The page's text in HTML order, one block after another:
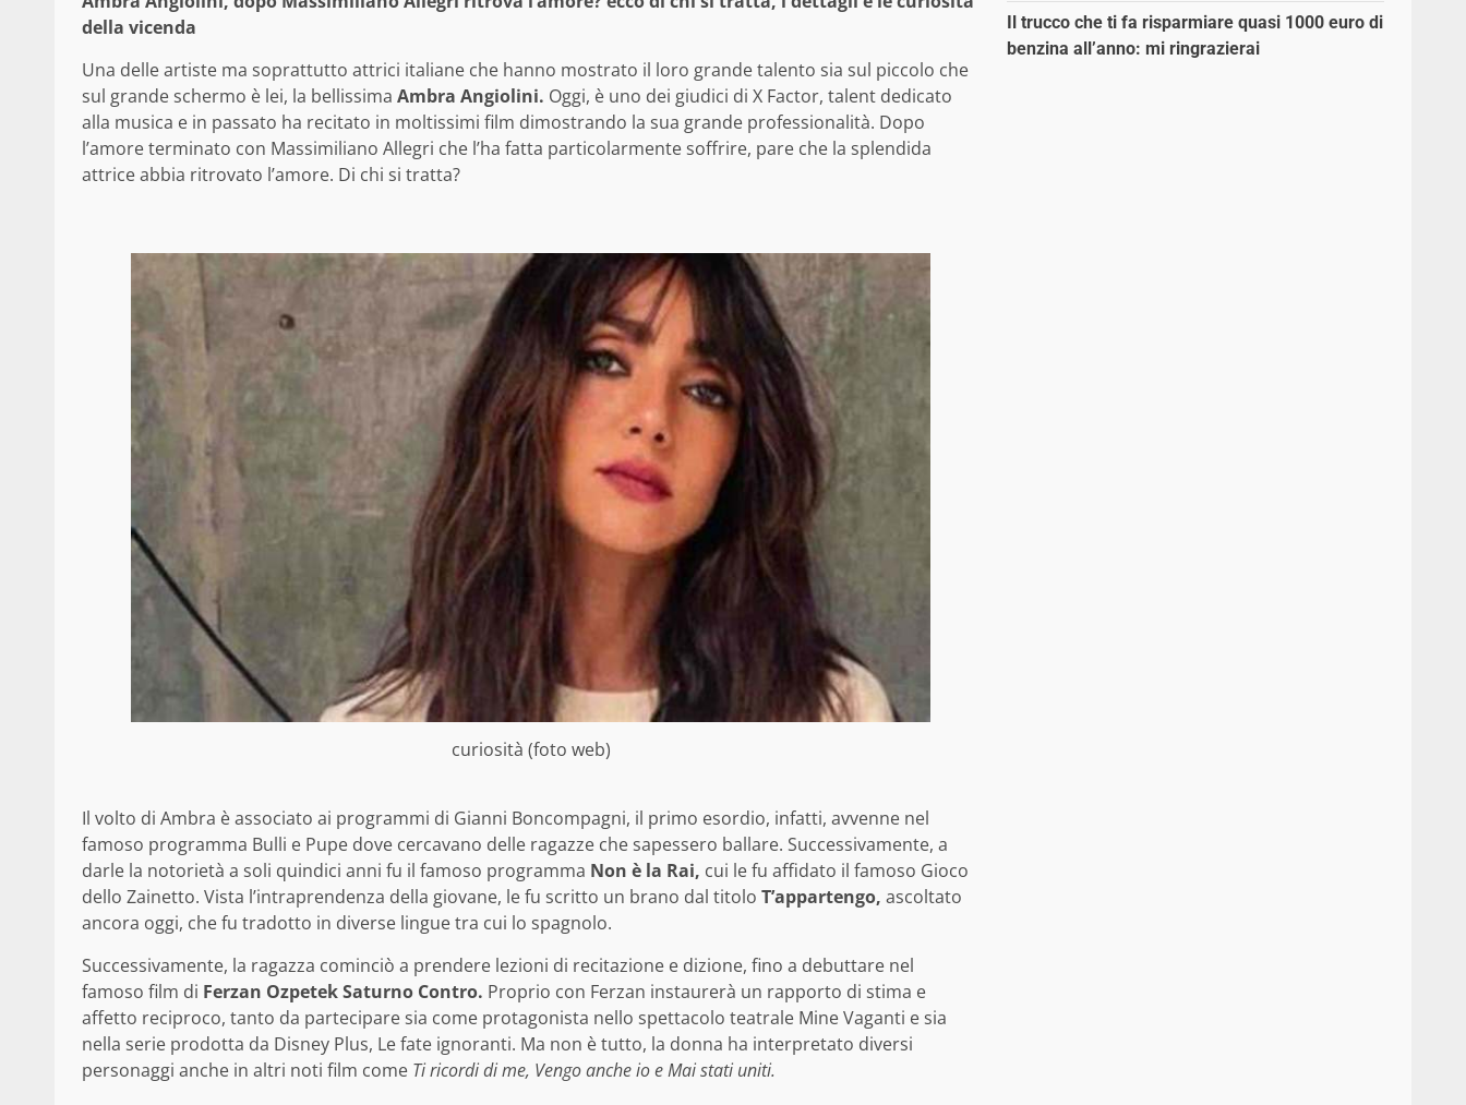
della vicenda
Una delle artiste ma soprattutto attrici italiane che hanno mostrato il loro grande talento sia sul piccolo che
sul grande schermo è lei, la bellissima Ambra Angiolini. Oggi, è uno dei giudici di X Factor, talent dedicato
alla musica e in passato ha recitato in moltissimi film dimostrando la sua grande professionalità. Dopo
l’amore terminato con Massimiliano Allegri che l’ha fatta particolarmente soffrire, pare che la splendida
attrice abbia ritrovato l’amore. Di chi si tratta?
curiosità (foto web)
Il volto di Ambra è associato ai programmi di Gianni Boncompagni, il primo esordio, infatti, avvenne nel
famoso programma Bulli e Pupe dove cercavano delle ragazze che sapessero ballare. Successivamente, a
darle la notorietà a soli quindici anni fu il famoso programma Non è la Rai, cui le fu affidato il famoso Gioco
dello Zainetto. Vista l’intraprendenza della giovane, le fu scritto un brano dal titolo T’appartengo, ascoltato
ancora oggi, che fu tradotto in diverse lingue tra cui lo spagnolo.
Successivamente, la ragazza cominciò a prendere lezioni di recitazione e dizione, fino a debuttare nel
famoso film di Ferzan Ozpetek Saturno Contro. Proprio con Ferzan instaurerà un rapporto di stima e
affetto reciproco, tanto da partecipare sia come protagonista nello spettacolo teatrale Mine Vaganti e sia
nella serie prodotta da Disney Plus, Le fate ignoranti. Ma non è tutto, la donna ha interpretato diversi
personaggi anche in altri noti film come Ti ricordi di me, Vengo anche io e Mai stati uniti.
Il trucco che ti fa risparmiare quasi 1000 euro di
benzina all’anno: mi ringrazierai